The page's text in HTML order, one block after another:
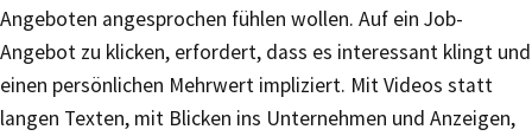
Angeboten angesprochen fühlen wollen. Auf ein Job-
Angebot zu klicken, erfordert, dass es interessant klingt und
einen persönlichen Mehrwert impliziert. Mit Videos statt
langen Texten, mit Blicken ins Unternehmen und Anzeigen,